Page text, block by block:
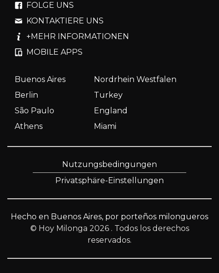
FOLGE UNS
KONTAKTIERE UNS
+MEHR INFORMATIONEN
MOBILE APPS
Buenos Aires
Nordrhein Westfalen
Berlin
Turkey
São Paulo
England
Athens
Miami
Nutzungsbedingungen
Privatsphäre-Einstellungen
Hecho en Buenos Aires, por porteños milongueros
© Hoy Milonga 2026 . Todos los derechos
reservados.